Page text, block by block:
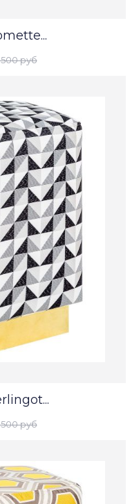
500 руб
500 руб